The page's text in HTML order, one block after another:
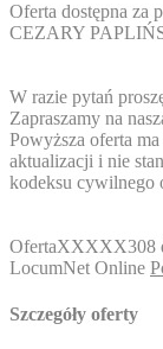
Oferta dostępna
CEZARY
W razie pytań
Zapraszamy na
Powyższa oferta
aktualizacji i nie
kodeksu cywilnego
OfertaXXXXX308
LocumNet Online
Szczegóły oferty